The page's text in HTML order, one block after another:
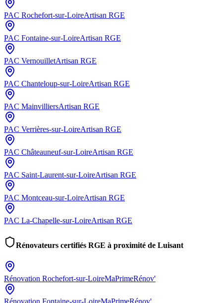
PAC Rochefort-sur-LoireArtisan RGE
PAC Fontaine-sur-LoireArtisan RGE
PAC VernouilletArtisan RGE
PAC Chanteloup-sur-LoireArtisan RGE
PAC MainvilliersArtisan RGE
PAC Verrières-sur-LoireArtisan RGE
PAC Châteauneuf-sur-LoireArtisan RGE
PAC Saint-Laurent-sur-LoireArtisan RGE
PAC Montceau-sur-LoireArtisan RGE
PAC La-Chapelle-sur-LoireArtisan RGE
Rénovateurs certifiés RGE à proximité de Luisant
Rénovation Rochefort-sur-LoireMaPrimeRénov'
Rénovation Fontaine-sur-LoireMaPrimeRénov'